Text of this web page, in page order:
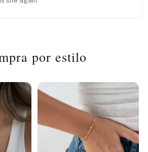
por estilo